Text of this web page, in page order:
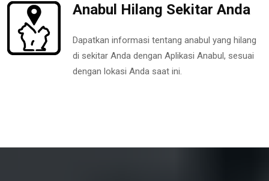
Anabul Hilang Sekitar Anda
Dapatkan informasi tentang anabul yang hilang
di sekitar Anda dengan Aplikasi Anabul, sesuai
dengan lokasi Anda saat ini.